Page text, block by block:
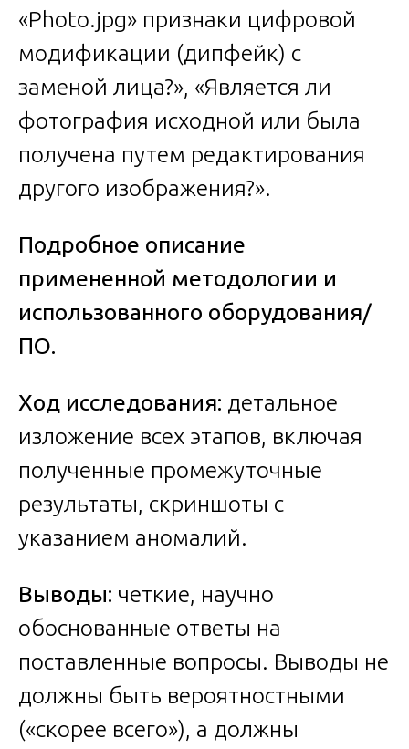
«Photo.jpg» признаки цифровой
модификации (дипфейк) с
заменой лица?», «Является ли
фотография исходной или была
получена путем редактирования
другого изображения?».
Подробное описание
примененной методологии и
использованного оборудования/
ПО.
Ход исследования: детальное
изложение всех этапов, включая
полученные промежуточные
результаты, скриншоты с
указанием аномалий.
Выводы: четкие, научно
обоснованные ответы на
поставленные вопросы. Выводы не
должны быть вероятностными
(«скорее всего»), а должны